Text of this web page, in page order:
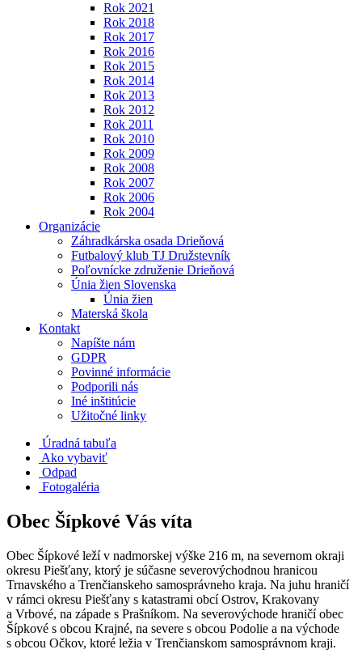
Rok 2021
Rok 2018
Rok 2017
Rok 2016
Rok 2015
Rok 2014
Rok 2013
Rok 2012
Rok 2011
Rok 2010
Rok 2009
Rok 2008
Rok 2007
Rok 2006
Rok 2004
Organizácie
Záhradkárska osada Drieňová
Futbalový klub TJ Družstevník
Poľovnícke združenie Drieňová
Únia žien Slovenska
Únia žien
Materská škola
Kontakt
Napíšte nám
GDPR
Povinné informácie
Podporili nás
Iné inštitúcie
Užitočné linky
Úradná tabuľa
Ako vybaviť
Odpad
Fotogaléria
Obec Šípkové Vás víta
Obec Šípkové leží v nadmorskej výške 216 m, na severnom okraji
okresu Piešťany, ktorý je súčasne severovýchodnou hranicou
Trnavského a Trenčianskeho samosprávneho kraja. Na juhu hraničí
v rámci okresu Piešťany s katastrami obcí Ostrov, Krakovany
a Vrbové, na západe s Prašníkom. Na severovýchode hraničí obec
Šípkové s obcou Krajné, na severe s obcou Podolie a na východe
s obcou Očkov, ktoré ležia v Trenčianskom samosprávnom kraji.